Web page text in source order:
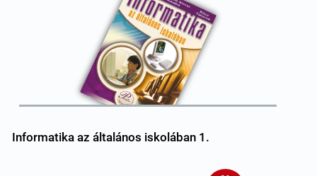
Informatika az általános iskolában 1.